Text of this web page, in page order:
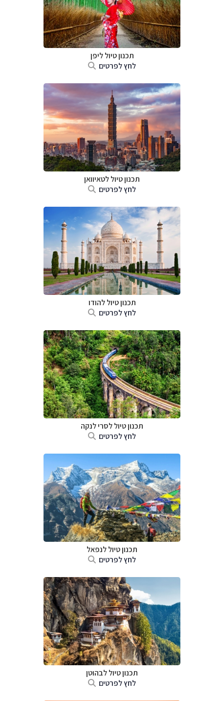
תכנון טיולליפן
לחץ לפרטים
תכנון טיוללטאיוואן
לחץ לפרטים
תכנון טיוללהודו
לחץ לפרטים
תכנון טיוללסרי לנקה
לחץ לפרטים
תכנון טיול לנפאל
לחץ לפרטים
תכנון טיול לבהוטן
לחץ לפרטים